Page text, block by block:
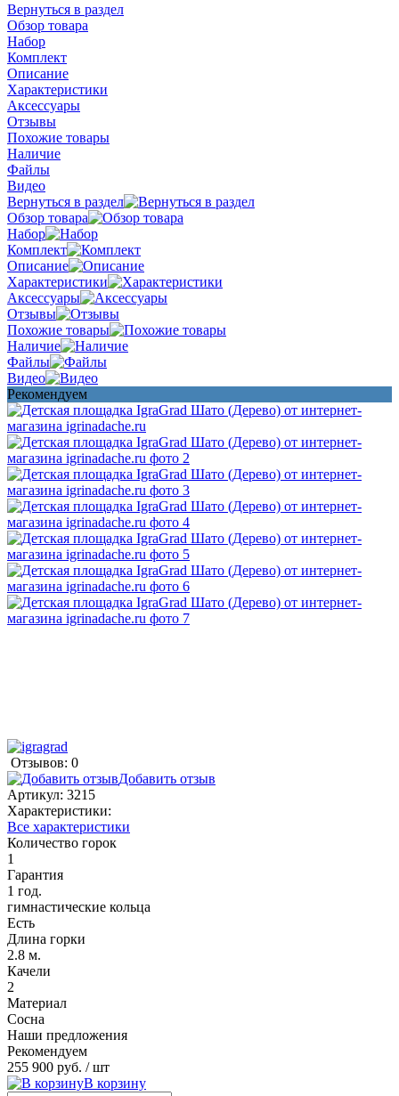
Вернуться в раздел
Обзор товара
Набор
Комплект
Описание
Характеристики
Аксессуары
Отзывы
Похожие товары
Наличие
Файлы
Видео
Вернуться в раздел
Обзор товара
Набор
Комплект
Описание
Характеристики
Аксессуары
Отзывы
Похожие товары
Наличие
Файлы
Видео
Рекомендуем
Отзывов: 0
Добавить отзыв
Артикул: 3215
Характеристики:
Все характеристики
Количество горок
1
Гарантия
1 год.
гимнастические кольца
Есть
Длина горки
2.8 м.
Качели
2
Материал
Сосна
Наши предложения
Рекомендуем
255 900 руб. / шт
В корзину